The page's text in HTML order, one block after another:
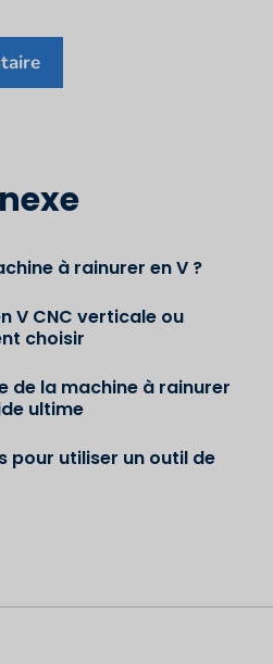
à rainurer en V ?
V CNC verticale ou
choisir
de la machine à rainurer
ultime
pour utiliser un outil de